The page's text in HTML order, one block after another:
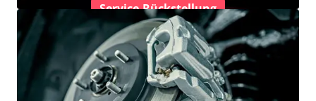
Service-Rückstellung